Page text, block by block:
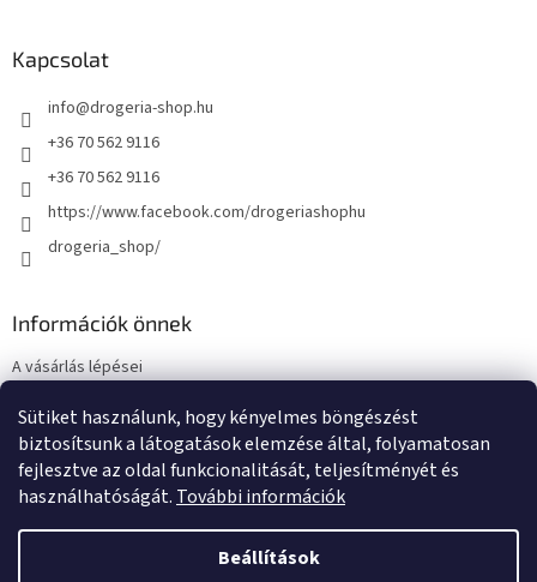
Sütiket használunk, hogy kényelmes böngészést
biztosítsunk a látogatások elemzése által, folyamatosan
fejlesztve az oldal funkcionalitását, teljesítményét és
használhatóságát. További információk
Beállítások
Kapcsolat
info@drogeria-shop.hu
+36 70 562 9116
+36 70 562 9116
https://www.facebook.com/drogeriashophu
drogeria_shop/
Információk önnek
A vásárlás lépései
Adatkezelési tájékoztató
Elérhetőségek
Shoptet készítette